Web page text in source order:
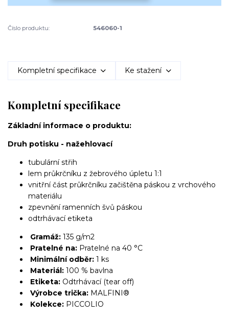
Číslo produktu: 546060-1
Kompletní specifikace Ke stažení
Kompletní specifikace
Základní informace o produktu:
Druh potisku - nažehlovací
tubulární střih
lem průkrčníku z žebrového úpletu 1:1
vnitřní část průkrčníku začištěna páskou z vrchového
materiálu
zpevnění ramenních švů páskou
odtrhávací etiketa
Gramáž: 135 g/m2
Pratelné na: Pratelné na 40 °C
Minimální odběr: 1 ks
Materiál: 100 % bavlna
Etiketa: Odtrhávací (tear off)
Výrobce trička: MALFINI®
Kolekce: PICCOLIO